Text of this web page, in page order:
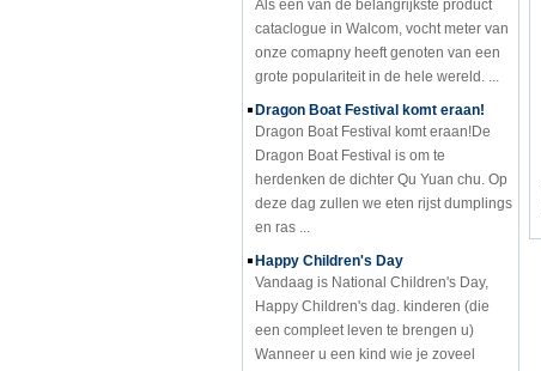
cataclogue in Walcom, vocht meter van
onze comapny heeft genoten van een
grote populariteit in de hele wereld. ...
Dragon Boat Festival komt eraan!De
Dragon Boat Festival is om te
herdenken de dichter Qu Yuan chu. Op
deze dag zullen we eten rijst dumplings
en ras ...
Vandaag is National Children's Day,
Happy Children's dag. kinderen (die
een compleet leven te brengen u)
Wanneer u een kind wie je zoveel
schelen dat ...